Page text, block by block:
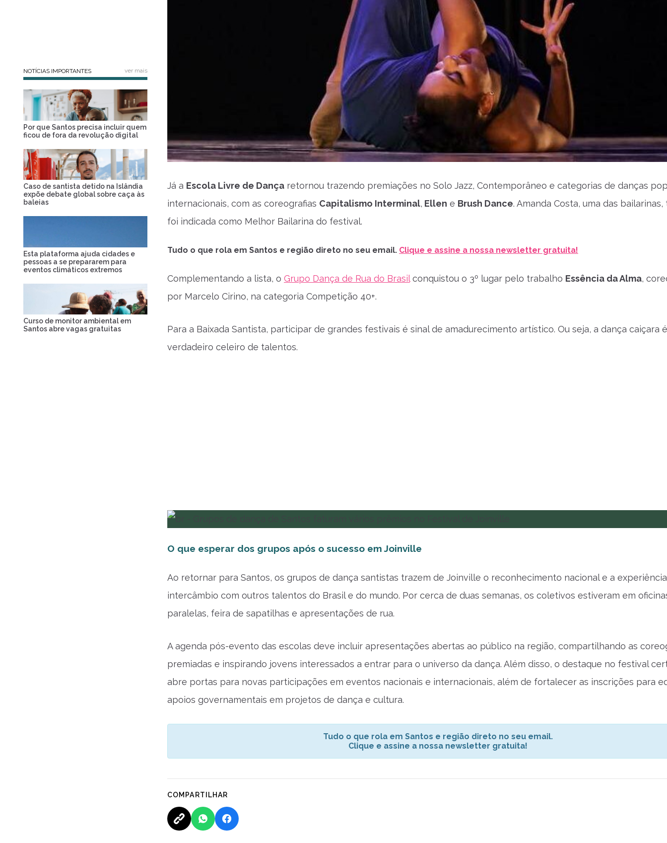
Já a Escola Livre de Dança retornou trazendo premiações no Solo Jazz, Contemporâneo e categorias de danças
internacionais, com as coreografias Capitalismo Interminal, Ellen e Brush Dance. Amanda Costa, uma das
foi indicada como Melhor Bailarina do festival.
Tudo o que rola em Santos e região direto no seu email. Clique e assine a nossa newsletter gratuita!
Complementando a lista, o Grupo Dança de Rua do Brasilconquistou o 3º lugar pelo trabalho Essência da Alma,
por Marcelo Cirino, na categoria Competição 40+.
Para a Baixada Santista, participar de grandes festivais é sinal de amadurecimento artístico. Ou seja, a dança caiçara
verdadeiro celeiro de talentos.
O que esperar dos grupos após o sucesso em Joinville
Ao retornar para Santos, os grupos de dança santistas trazem de Joinville o reconhecimento nacional e a
intercâmbio com outros talentos do Brasil e do mundo. Por cerca de duas semanas, os coletivos estiveram em
paralelas, feira de sapatilhas e apresentações de rua.
A agenda pós-evento das escolas deve incluir apresentações abertas ao público na região, compartilhando as
premiadas e inspirando jovens interessados a entrar para o universo da dança. Além disso, o destaque no festival
abre portas para novas participações em eventos nacionais e internacionais, além de fortalecer as inscrições para
apoios governamentais em projetos de dança e cultura.
Tudo o que rola em Santos e região direto no seu email.
Clique e assine a nossa newsletter gratuita!
COMPARTILHAR
NOTÍCIAS IMPORTANTES ver mais
Por que Santos precisa incluir quem
ficou de fora da revolução digital
Caso de santista detido na Islândia
expõe debate global sobre caça às
baleias
Esta plataforma ajuda cidades e
pessoas a se prepararem para
eventos climáticos extremos
Curso de monitor ambiental em
Santos abre vagas gratuitas